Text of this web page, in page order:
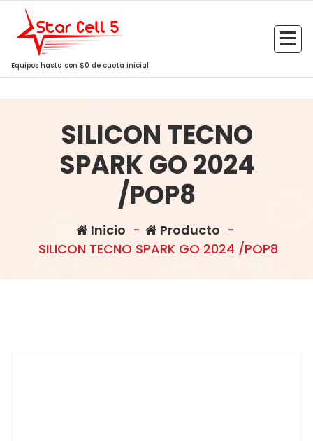
Saltar
contenido
Equipos hasta con $0 de cuota inicial
SILICON TECNO
SPARK GO 2024
/POP8
Inicio - Producto -
SILICON TECNO SPARK GO 2024 /POP8